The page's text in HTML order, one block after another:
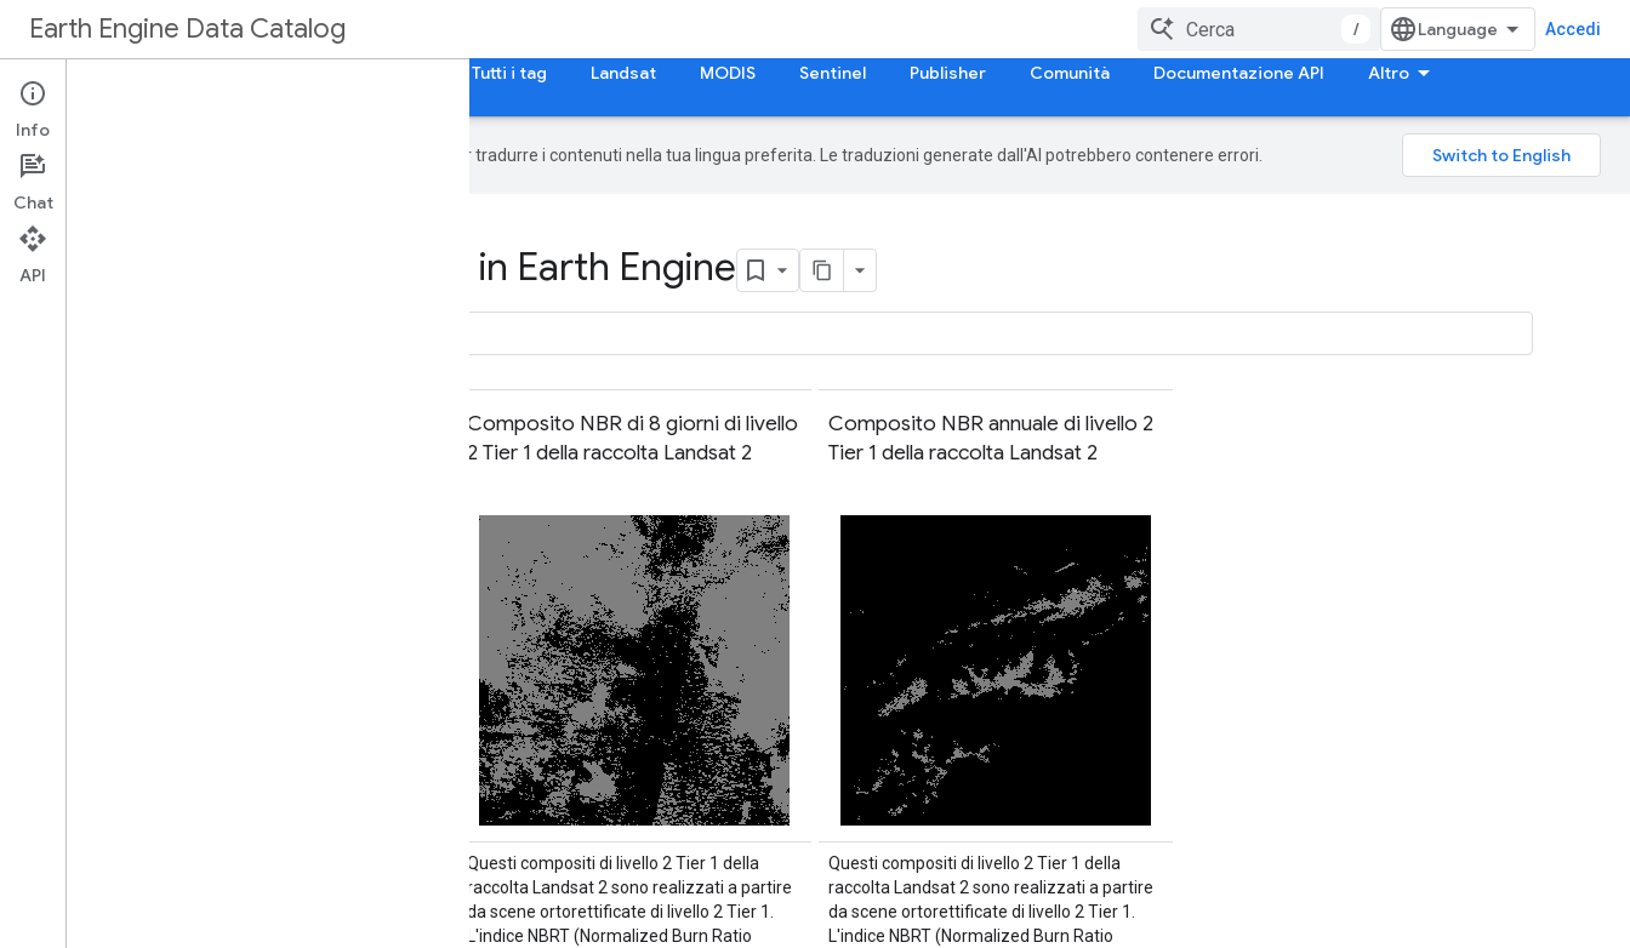
Earth Engine Data Catalog / Accedi
Tutti i tag Landsat MODIS Sentinel Publisher Comunità Documentazione API Altro
Google utilizza la tecnologia AI per tradurre i contenuti nella tua lingua preferita. Le traduzioni generate dall'AI potrebbero contenere errori.
Datasets tagged nbrt in Earth Engine
Composito NBR di 8 giorni di livello
2 Tier 1 della raccolta Landsat 2
Questi compositi di livello 2 Tier 1 della
raccolta Landsat 2 sono realizzati a partire
da scene ortorettificate di livello 2 Tier 1.
L'indice NBRT (Normalized Burn Ratio
Composito NBR annuale di livello 2
Tier 1 della raccolta Landsat 2
Questi compositi di livello 2 Tier 1 della
raccolta Landsat 2 sono realizzati a partire
da scene ortorettificate di livello 2 Tier 1.
L'indice NBRT (Normalized Burn Ratio
Info
Chat
API